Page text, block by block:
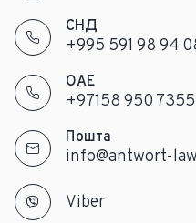
СНД
+995 591 98 94
ОАЕ
+97158 950 7355
Пошта
info@antwort-
Viber